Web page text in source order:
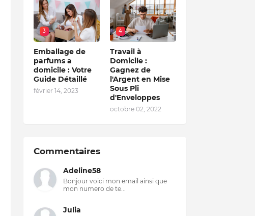
3
Emballage de
parfums a
domicile : Votre
Guide Détaillé
février 14, 2023
4
Travail à
Domicile :
Gagnez de
l'Argent en Mise
Sous Pli
d'Enveloppes
octobre 02, 2022
Commentaires
Adeline58
Bonjour voici mon email ainsi que
mon numero de te...
Julia